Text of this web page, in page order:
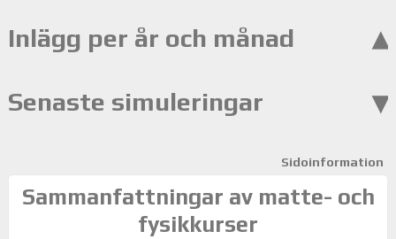
Inlägg per år och månad
Senaste simuleringar
Sidoinformation
Sammanfattningar av matte- och
fysikkurser